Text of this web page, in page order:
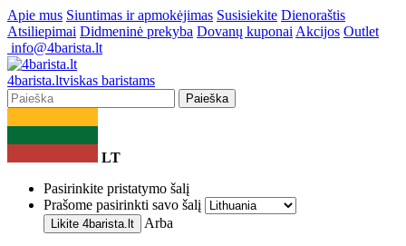
Apie mus Siuntimas ir apmokėjimas Susisiekite Dienoraštis
Atsiliepimai Didmeninė prekyba Dovanų kuponai Akcijos Outlet
info@4barista.lt
4barista.ltviskas baristams
Paieška
LT
Pasirinkite pristatymo šalį
Prašome pasirinkti savo šalį
Likite 4barista.lt Arba